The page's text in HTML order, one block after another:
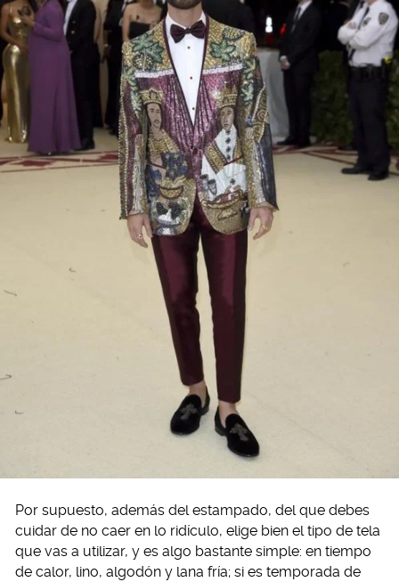
Por supuesto, además del estampado, del que debes
cuidar de no caer en lo ridículo, elige bien el tipo de tela
que vas a utilizar, y es algo bastante simple: en tiempo
de calor, lino, algodón y lana fría; si es temporada de